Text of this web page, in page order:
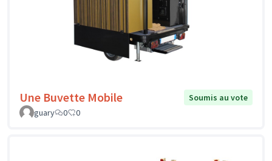
Une Buvette Mobile
Soumis au vote
guary
0 0